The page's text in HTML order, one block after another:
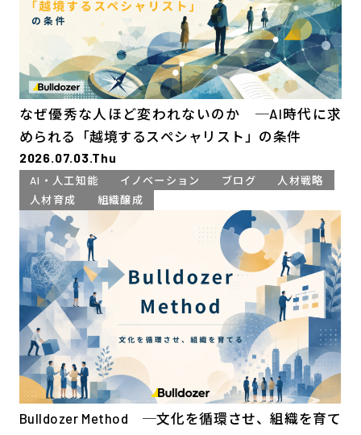
なぜ優秀な人ほど変われないのか ─AI時代に求
められる「越境するスペシャリスト」の条件
2026.07.03.Thu
AI・人工知能 イノベーション ブログ
人材戦略
人材育成
組織醸成
Bulldozer Method ─文化を循環させ、組織を育て